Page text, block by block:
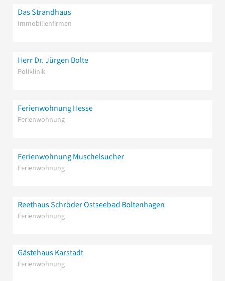
Das Strandhaus
Immobilienfirmen
Herr Dr. Jürgen Bolte
Poliklinik
Ferienwohnung Hesse
Ferienwohnung
Ferienwohnung Muschelsucher
Ferienwohnung
Reethaus Schröder Ostseebad Boltenhagen
Ferienwohnung
Gästehaus Karstadt
Ferienwohnung